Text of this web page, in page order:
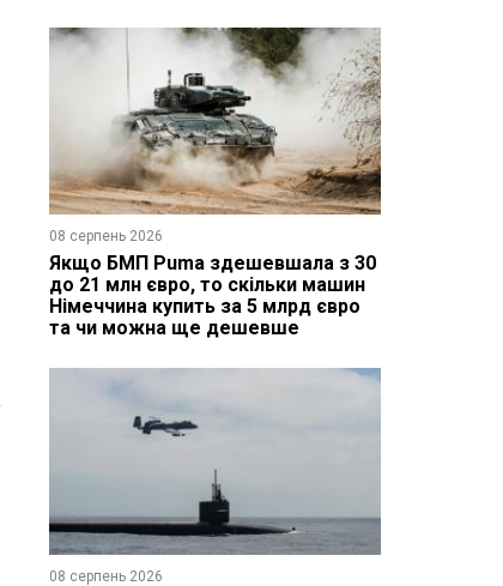
08 серпень 2026
Якщо БМП Puma здешевшала з 30
до 21 млн євро, то скільки машин
Німеччина купить за 5 млрд євро
та чи можна ще дешевше
08 серпень 2026